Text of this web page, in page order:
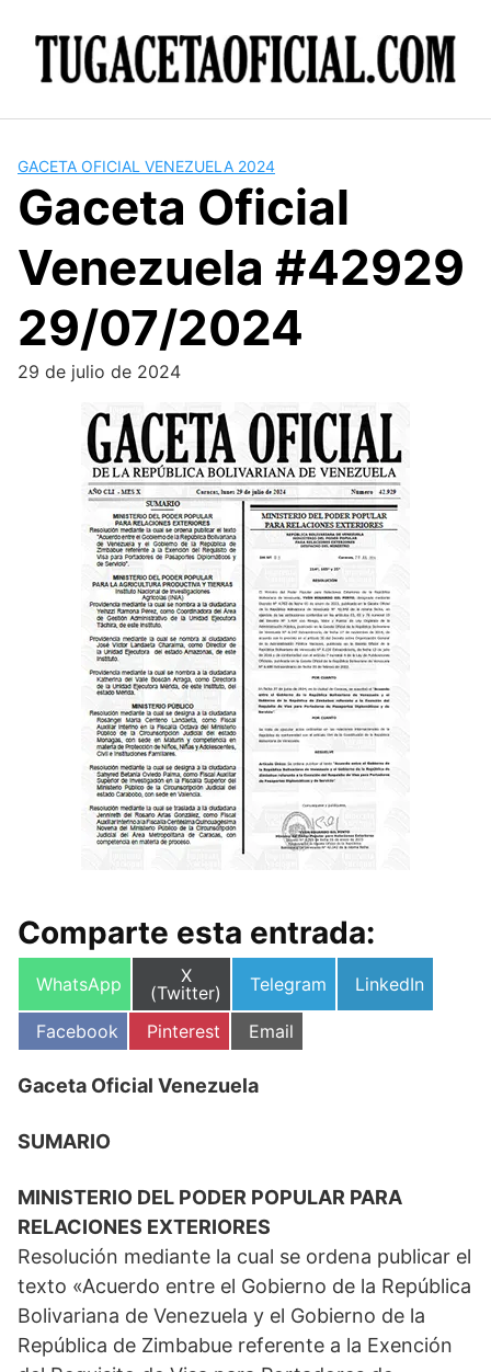
GACETA OFICIAL VENEZUELA 2024
Gaceta Oficial
Venezuela #42929
29/07/2024
29 de julio de 2024
Comparte esta entrada:
Compartir
WhatsApp
Compartir
en
X
(Twitter)
Compartir
Telegram
Compartir
LinkedIn
Compartir
en
Facebook
Compartir
en
Pinterest
Compartir
en
Email
Gaceta Oficial Venezuela
SUMARIO
MINISTERIO DEL PODER POPULAR PARA
RELACIONES EXTERIORES
Resolución mediante la cual se ordena publicar el
texto «Acuerdo entre el Gobierno de la República
Bolivariana de Venezuela y el Gobierno de la
República de Zimbabue referente a la Exención